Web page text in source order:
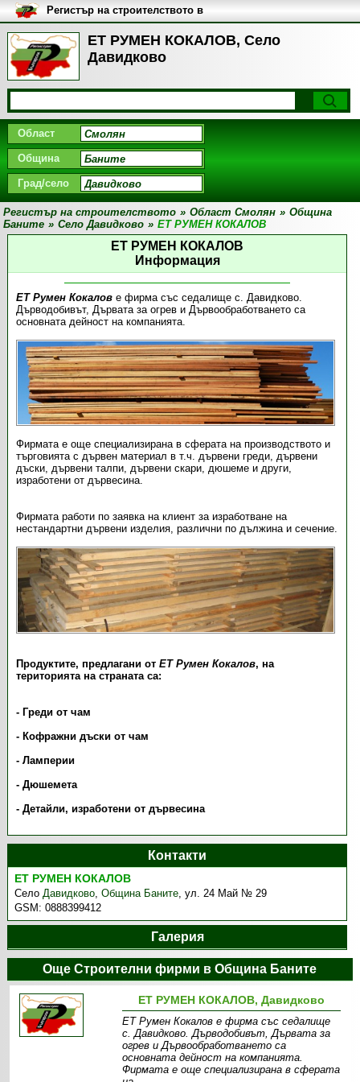
ЕТ РУМЕН КОКАЛОВ, Село
Давидково
Регистър на строителството в
България
Област
Община
Град/село
Регистър на строителството » Област Смолян » Община
Баните » Село Давидково » ЕТ РУМЕН КОКАЛОВ
ЕТ РУМЕН КОКАЛОВ
Информация
ЕТ Румен Кокалов е фирма със седалище с. Давидково.
Дърводобивът, Дървата за огрев и Дървообработването са
основната дейност на компанията.
Фирмата е още специализирана в сферата на производството и
търговията с дървен материал в т.ч. дървени греди, дървени
дъски, дървени талпи, дървени скари, дюшеме и други,
изработени от дървесина.
Фирмата работи по заявка на клиент за изработване на
нестандартни дървени изделия, различни по дължина и сечение.
Продуктите, предлагани от ЕТ Румен Кокалов, на
територията на страната са:
- Греди от чам
- Кофражни дъски от чам
- Ламперии
- Дюшемета
- Детайли, изработени от дървесина
Контакти
ЕТ РУМЕН КОКАЛОВ
СелоДавидково,Община Баните,ул. 24 Май № 29
GSM:0888399412
Галерия
Още Строителни фирми в Община Баните
ЕТ РУМЕН КОКАЛОВ, Давидково
ЕТ Румен Кокалов е фирма със седалище
с. Давидково. Дърводобивът, Дървата за
огрев и Дървообработването са
основната дейност на компанията.
Фирмата е още специализирана в сферата